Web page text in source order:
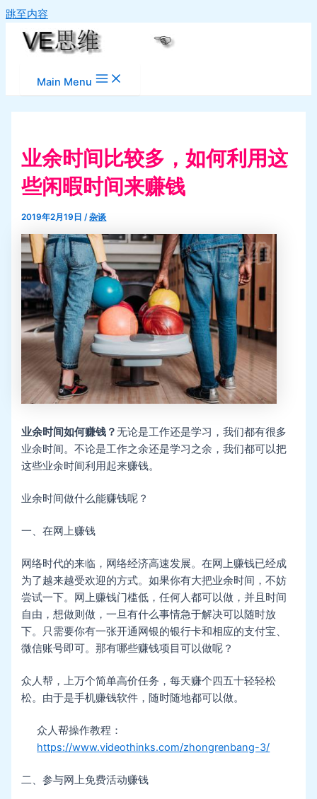
跳至内容
Main Menu
业余时间比较多，如何利用这
些闲暇时间来赚钱
2019年2月19日/杂谈
业余时间如何赚钱？无论是工作还是学习，我们都有很多
业余时间。不论是工作之余还是学习之余，我们都可以把
这些业余时间利用起来赚钱。
业余时间做什么能赚钱呢？
一、在网上赚钱
网络时代的来临，网络经济高速发展。在网上赚钱已经成
为了越来越受欢迎的方式。如果你有大把业余时间，不妨
尝试一下。网上赚钱门槛低，任何人都可以做，并且时间
自由，想做则做，一旦有什么事情急于解决可以随时放
下。只需要你有一张开通网银的银行卡和相应的支付宝、
微信账号即可。那有哪些赚钱项目可以做呢？
众人帮，上万个简单高价任务，每天赚个四五十轻轻松
松。由于是手机赚钱软件，随时随地都可以做。
众人帮操作教程：
https://www.videothinks.com/zhongrenbang-3/
二、参与网上免费活动赚钱